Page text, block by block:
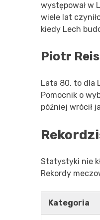
występował w
wiele lat
kiedy Lech
Piotr
Lata 80. to dla
Pomocnik o
później wrócił
Statystyki nie
Rekordy
Kategoria